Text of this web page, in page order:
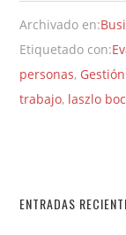
Archivado en:
Etiquetado con:
personas,
trabajo, laszlo
ENTRADAS